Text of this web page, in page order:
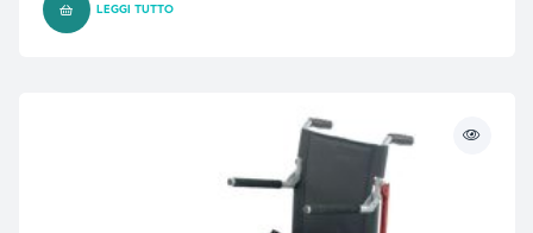
LEGGI TUTTO